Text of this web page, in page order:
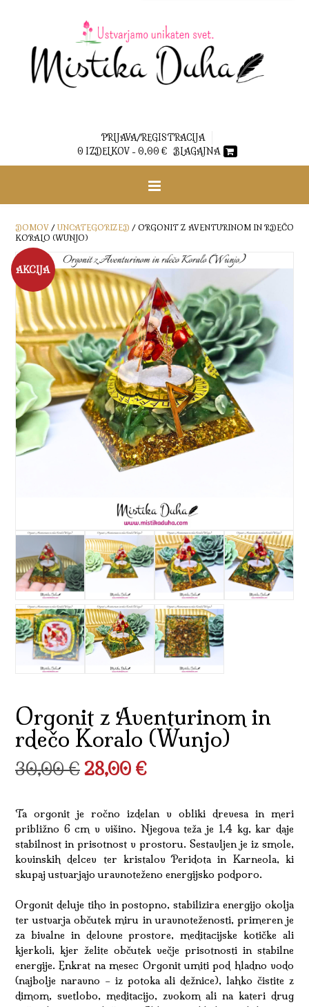
PRIJAVA/REGISTRACIJA
0 IZDELKOV - 0,00 € BLAGAJNA
DOMOV / UNCATEGORIZED / ORGONIT Z AVENTURINOM IN RDEČO
KORALO (WUNJO)
AKCIJA
Orgonit z Aventurinom in
rdečo Koralo (Wunjo)
30,00€ Izvirna
je
bila:
30,00 €.
28,00 €Trenutna
je:
28,00 €.
Ta orgonit je ročno izdelan v obliki drevesa in meri
približno 6 cm v višino. Njegova teža je 1,4 kg, kar daje
stabilnost in prisotnost v prostoru. Sestavljen je iz smole,
kovinskih delcev ter kristalov Peridota in Karneola, ki
skupaj ustvarjajo uravnoteženo energijsko podporo.
Orgonit deluje tiho in postopno, stabilizira energijo okolja
ter ustvarja občutek miru in uravnoteženosti, primeren je
za bivalne in delovne prostore, meditacijske kotičke ali
kjerkoli, kjer želite občutek večje prisotnosti in stabilne
energije. Enkrat na mesec Orgonit umiti pod hladno vodo
(najbolje naravno – iz potoka ali dežnice), lahko čistite z
dimom, svetlobo, meditacijo, zvokom ali na kateri drug